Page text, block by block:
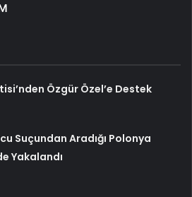
Özgür Özel’e Destek
Suçundan Aradığı Polonya
Yakalandı